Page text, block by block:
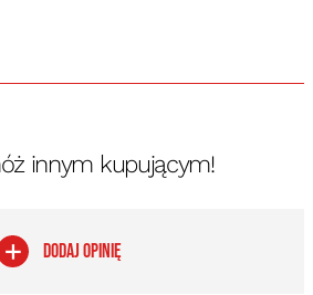
innym kupującym!
DODAJ OPINIĘ